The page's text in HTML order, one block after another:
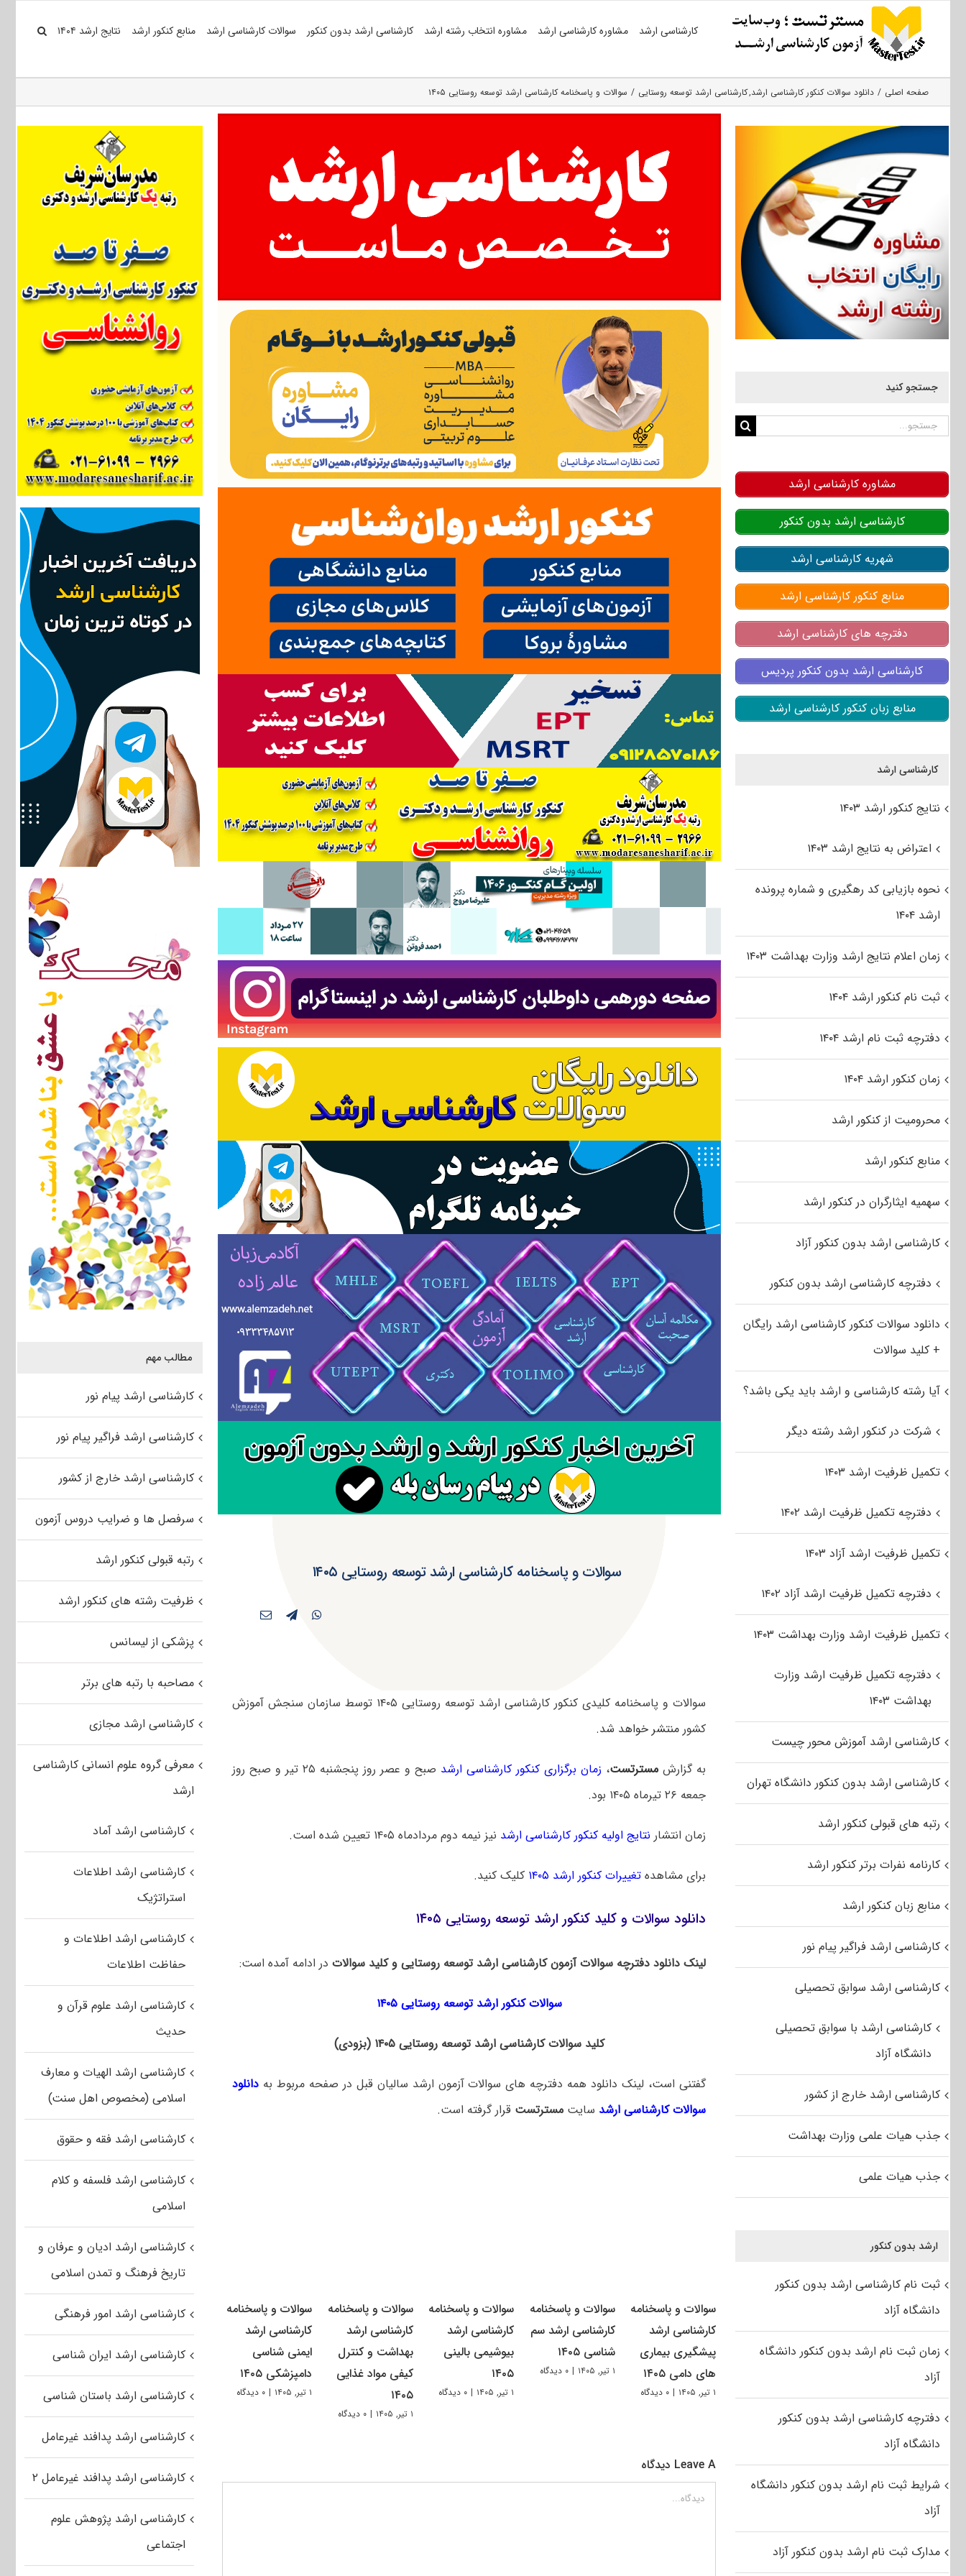
کارشناسی ارشد مشاوره کارشناسی ارشد مشاوره انتخاب رشته ارشد کارشناسی ارشد بدون کنکور سوالات کارشناسی ارشد منابع کنکور ارشد نتایج ارشد ۱۴۰۴
صفحه اصلی دانلود سوالات کنکور کارشناسی ارشد کارشناسی ارشد توسعه روستایی سوالات و پاسخنامه کارشناسی ارشد توسعه روستایی ۱۴۰۵
سوالات و پاسخنامه کارشناسی ارشد توسعه روستایی ۱۴۰۵
سوالات و پاسخنامه کلیدی کنکور کارشناسی ارشد توسعه روستایی ۱۴۰۵ توسط سازمان سنجش آموزش
کشورمنتشر خواهد شد.
به گزارش مسترتست، زمان برگزاری کنکور کارشناسی ارشد
صبح و عصر روز پنجشنبه ۲۵ تیر و صبح روز
جمعه ۲۶ تیرماه ۱۴۰۵ بود.
زمان انتشار نتایج اولیه کنکور کارشناسی ارشد نیز نیمه دوم مردادماه ۱۴۰۵ تعیین شده است.
برای مشاهده تغییرات کنکور ارشد ۱۴۰۵ کلیک کنید.
دانلود سوالات و کلید کنکور ارشد توسعه روستایی ۱۴۰۵
لینک دانلود دفترچه سوالات آزمون کارشناسی ارشد توسعه روستایی و کلید سوالاتدر ادامه آمده است:
سوالات کنکور ارشد توسعه روستایی ۱۴۰۵
کلید سوالات کارشناسی ارشد توسعه روستایی ۱۴۰۵ (بزودی)
گفتنی است، لینک دانلود همه دفترچه های سوالات آزمون ارشد سالیان قبل در صفحه مربوط بهدانلود
سوالات کارشناسی ارشد سایت مسترتست قرار گرفته است.
سوالات و پاسخنامه
کارشناسی ارشد
پیشگیری بیماری
های دامی ۱۴۰۵
۱ تیر, ۱۴۰۵ | ۰ دیدگاه
سوالات و پاسخنامه
کارشناسی ارشد سم
شناسی ۱۴۰۵
۱ تیر, ۱۴۰۵ | ۰ دیدگاه
سوالات و پاسخنامه
کارشناسی ارشد
بیوشیمی بالینی
۱۴۰۵
۱ تیر, ۱۴۰۵ | ۰ دیدگاه
سوالات و پاسخنامه
کارشناسی ارشد
بهداشت و کنترل
کیفی مواد غذایی
۱۴۰۵
۱ تیر, ۱۴۰۵ | ۰ دیدگاه
سوالات و پاسخنامه
کارشناسی ارشد
ایمنی شناسی
دامپزشکی ۱۴۰۵
۱ تیر, ۱۴۰۵ | ۰ دیدگاه
Leave A دیدگاه
دیدگاه
مطالب مهم
کارشناسی ارشد پیام نور
کارشناسی ارشد فراگیر پیام نور
کارشناسی ارشد خارج از کشور
سرفصل ها و ضرایب دروس آزمون
رتبه قبولی کنکور ارشد
ظرفیت رشته های کنکور ارشد
پزشکی از لیسانس
مصاحبه با رتبه های برتر
کارشناسی ارشد مجازی
معرفی گروه علوم انسانی کارشناسی
ارشد
کارشناسی ارشد آماد
کارشناسی ارشد اطلاعات
استراتژیک
کارشناسی ارشد اطلاعات و
حفاظت اطلاعات
کارشناسی ارشد علوم قرآن و
حدیث
کارشناسی ارشد الهیات و معارف
اسلامی (مخصوص اهل سنت)
کارشناسی ارشد فقه و حقوق
کارشناسی ارشد فلسفه و کلام
اسلامی
کارشناسی ارشد ادیان و عرفان و
تاریخ فرهنگ و تمدن اسلامی
کارشناسی ارشد امور فرهنگی
کارشناسی ارشد ایران شناسی
کارشناسی ارشد باستان شناسی
کارشناسی ارشد پدافند غیرعامل
کارشناسی ارشد پدافند غیرعامل ۲
کارشناسی ارشد پژوهش علوم
اجتماعی
جستجو کنید
جستجو
مشاوره کارشناسی ارشد
کارشناسی ارشد بدون کنکور
شهریه کارشناسی ارشد
منابع کنکور کارشناسی ارشد
دفترچه های کارشناسی ارشد
کارشناسی ارشد بدون کنکور پردیس
منابع زبان کنکور کارشناسی ارشد
کارشناسی ارشد
نتایج کنکور ارشد ۱۴۰۳
اعتراض به نتایج ارشد ۱۴۰۳
نحوه بازیابی کد رهگیری و شماره پرونده
ارشد ۱۴۰۴
زمان اعلام نتایج ارشد وزارت بهداشت ۱۴۰۳
ثبت نام کنکور ارشد ۱۴۰۴
دفترچه ثبت نام ارشد ۱۴۰۴
زمان کنکور ارشد ۱۴۰۴
محرومیت از کنکور ارشد
منابع کنکور ارشد
سهمیه ایثارگران در کنکور ارشد
کارشناسی ارشد بدون کنکور آزاد
دفترچه کارشناسی ارشد بدون کنکور
دانلود سوالات کنکور کارشناسی ارشد رایگان
+ کلید سوالات
آیا رشته کارشناسی و ارشد باید یکی باشد؟
شرکت در کنکور ارشد رشته دیگر
تکمیل ظرفیت ارشد ۱۴۰۳
دفترچه تکمیل ظرفیت ارشد ۱۴۰۲
تکمیل ظرفیت ارشد آزاد ۱۴۰۳
دفترچه تکمیل ظرفیت ارشد آزاد ۱۴۰۲
تکمیل ظرفیت ارشد وزارت بهداشت ۱۴۰۳
دفترچه تکمیل ظرفیت ارشد وزارت
بهداشت ۱۴۰۳
کارشناسی ارشد آموزش محور چیست
کارشناسی ارشد بدون کنکور دانشگاه تهران
رتبه های قبولی کنکور ارشد
کارنامه نفرات برتر کنکور ارشد
منابع زبان کنکور ارشد
کارشناسی ارشد فراگیر پیام نور
کارشناسی ارشد سوابق تحصیلی
کارشناسی ارشد با سوابق تحصیلی
دانشگاه آزاد
کارشناسی ارشد خارج از کشور
جذب هیات علمی وزارت بهداشت
جذب هیات علمی
ارشد بدون کنکور
ثبت نام کارشناسی ارشد بدون کنکور
دانشگاه آزاد
زمان ثبت نام ارشد بدون کنکور دانشگاه
آزاد
دفترچه کارشناسی ارشد بدون کنکور
دانشگاه آزاد
شرایط ثبت نام ارشد بدون کنکور دانشگاه
آزاد
مدارک ثبت نام ارشد بدون کنکور آزاد